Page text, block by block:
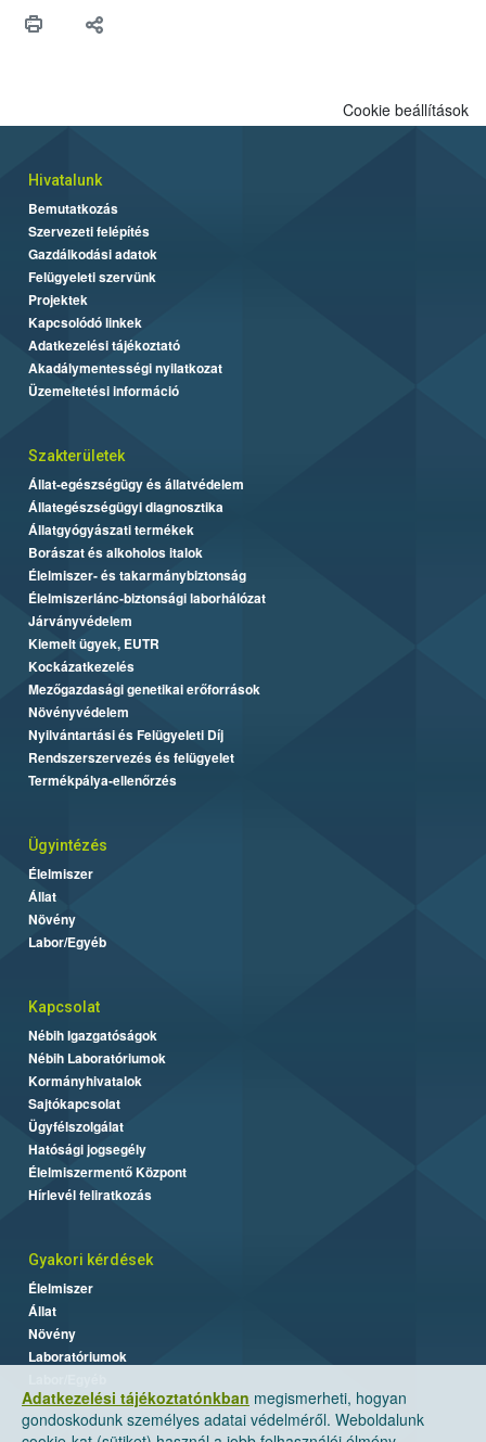
biztonsági Hivatal (Nébih) Oktatási Programja összegyűjtötte a
Adatkezelési tájékoztatónkban megismerheti, hogyan
gondoskodunk személyes adatai védelméről. Weboldalunk
Cookie beállítások
Hivatalunk
Bemutatkozás
Szervezeti felépítés
Gazdálkodási adatok
Felügyeleti szervünk
Projektek
Kapcsolódó linkek
Adatkezelési tájékoztató
Akadálymentességi nyilatkozat
Üzemeltetési információ
Szakterületek
Állat-egészségügy és állatvédelem
Állategészségügyi diagnosztika
Állatgyógyászati termékek
Borászat és alkoholos italok
Élelmiszer- és takarmánybiztonság
Élelmiszerlánc-biztonsági laborhálózat
Járványvédelem
Kiemelt ügyek, EUTR
Kockázatkezelés
Mezőgazdasági genetikai erőforrások
Növényvédelem
Nyilvántartási és Felügyeleti Díj
Rendszerszervezés és felügyelet
Termékpálya-ellenőrzés
Ügyintézés
Élelmiszer
Állat
Növény
Labor/Egyéb
Kapcsolat
Nébih Igazgatóságok
Nébih Laboratóriumok
Kormányhivatalok
Sajtókapcsolat
Ügyfélszolgálat
Hatósági jogsegély
Élelmiszermentő Központ
Hírlevél feliratkozás
Gyakori kérdések
Élelmiszer
Állat
Növény
Laboratóriumok